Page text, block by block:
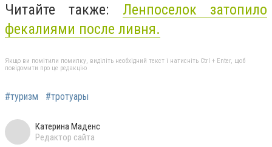
Читайте также: Ленпоселок затопило
фекалиями после ливня.
Якщо ви помітили помилку, виділіть необхідний текст і натисніть Ctrl + Enter, щоб
повідомити про це редакцію
#туризм #тротуары
Катерина Маденс
Редактор сайта